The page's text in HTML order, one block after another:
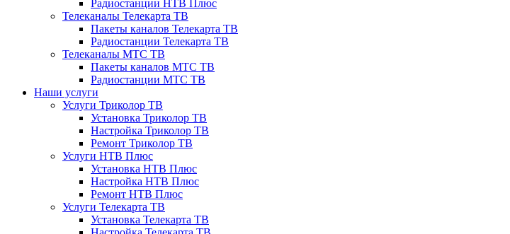
Радиостанции НТВ Плюс
Телеканалы Телекарта ТВ
Пакеты каналов Телекарта ТВ
Радиостанции Телекарта ТВ
Телеканалы МТС ТВ
Пакеты каналов МТС ТВ
Радиостанции МТС ТВ
Наши услуги
Услуги Триколор ТВ
Установка Триколор ТВ
Настройка Триколор ТВ
Ремонт Триколор ТВ
Услуги НТВ Плюс
Установка НТВ Плюс
Настройка НТВ Плюс
Ремонт НТВ Плюс
Услуги Телекарта ТВ
Установка Телекарта ТВ